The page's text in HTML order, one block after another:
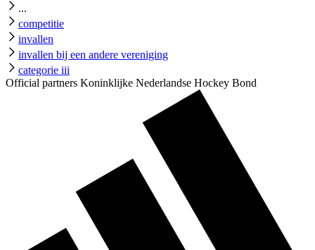
...
competitie
invallen
invallen bij een andere vereniging
categorie iii
Official partners Koninklijke Nederlandse Hockey Bond